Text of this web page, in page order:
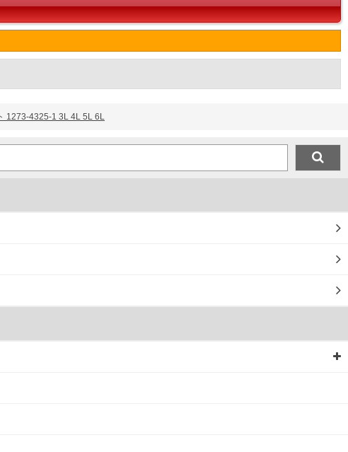
さい。
のようなことがない様最大限に努めておりますが、もしあった場合速やかにご連絡させて頂き
1273-4325-1 3L 4L 5L 6L